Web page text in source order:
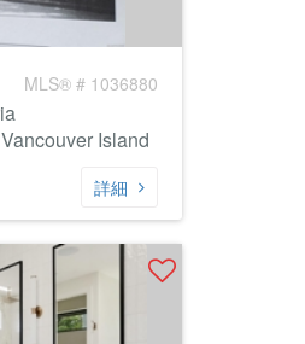
MLS® # 1036880
Island
詳細